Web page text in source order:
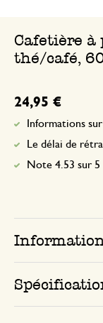
Cafetière à
thé/café,
24,95 €
Informations
Le délai de
Note 4.53 sur 5